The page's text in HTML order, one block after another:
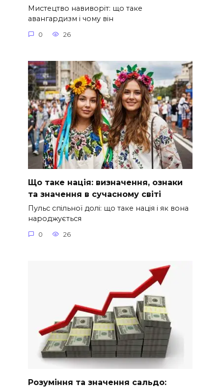
Мистецтво навиворіт: що таке
авангардизм і чому він
0 26
Що таке нація: визначення, ознаки
та значення в сучасному світі
Пульс спільної долі: що таке нація і як вона
народжується
0 26
Розуміння та значення сальдо: